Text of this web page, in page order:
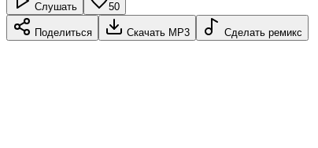
Слушать 50
Поделиться Скачать MP3 Сделать ремикс